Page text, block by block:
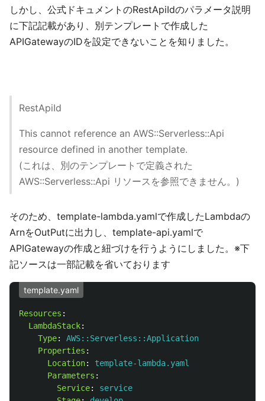
しかし、公式ドキュメントのRestApiIdのパラメータ説明
に下記記載があり、別テンプレートで作成した
APIGatewayのIDを設定できないことを知りました。
RestApiId
This cannot reference an AWS::Serverless::Api
resource defined in another template.
(これは、別のテンプレートで定義された
AWS::Serverless::Api リソースを参照できません。)
そのため、template-lambda.yamlで作成したLambdaの
ArnをOutPutに出力し、template-api.yamlで
APIGatewayの作成と紐づけを行うようにしました。※下
記ソースは一部記載を省いております
template.yaml
Resources :
LambdaStack:
Type:
AWS::Serverless::Application
Properties :
Location:
template-lambda.yaml
Parameters :
Service:
service